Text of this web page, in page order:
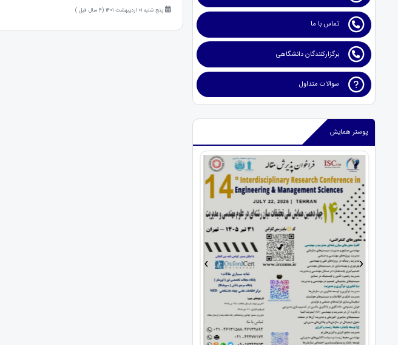
تماس با ما
برگزارکنندگان دانشگاهی
سوالات متداول
پوستر همایش
› ‹
پنج شنبه 01 اردیبهشت 1401 (4 سال قبل )